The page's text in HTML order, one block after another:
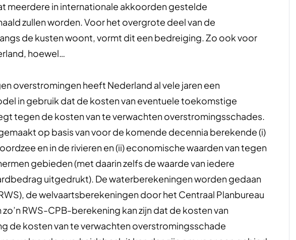
meerdere in internationale akkoorden gestelde
zullen worden. Voor het overgrote deel van de
de kusten woont, vormt dit een bedreiging. Zo ook voor
hoewel…
overstromingen heeft Nederland al vele jaren een
in gebruik dat de kosten van eventuele toekomstige
tegen de kosten van te verwachten overstromingsschades.
op basis van voor de komende decennia berekende (i)
en in de rivieren en (ii) economische waarden van tegen
gebieden (met daarin zelfs de waarde van iedere
uitgedrukt). De waterberekeningen worden gedaan
de welvaartsberekeningen door het Centraal Planbureau
zo’n RWS-CPB-berekening kan zijn dat de kosten van
de kosten van te verwachten overstromingsschade